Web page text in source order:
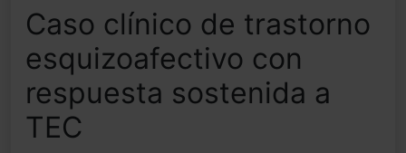
Caso clínico de trastorno
esquizoafectivo con
respuesta sostenida a
TEC